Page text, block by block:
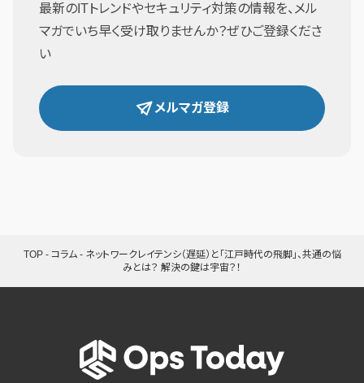
最新のITトレンドやセキュリティ対策の情報を、メル
マガでいち早く受け取りませんか？ぜひご登録くださ
い
メルマガ登録
TOP- コラム- ネットワークレイテンシ（遅延）と「江戸時代の飛脚」、共通の悩
みとは？ 解決の鍵は宇宙？！